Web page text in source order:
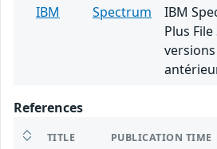
IBM
Spectrum
IBM
Plus
versions
References
TITLE PUBLICATION TIME